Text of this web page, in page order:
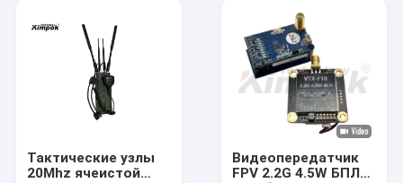
Тактические узлы
20Mhz ячеистой
Видеопередатчик
FPV 2.2G 4.5W БПЛА